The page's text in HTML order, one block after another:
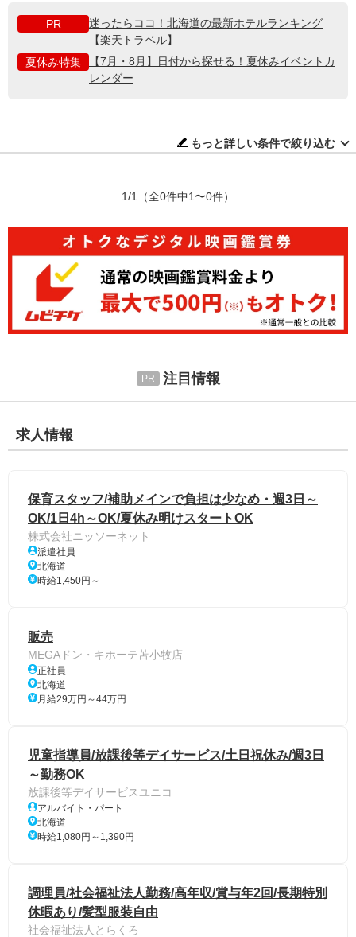
PR
迷ったらココ！北海道の最新ホテルランキング
【楽天トラベル】
夏休み特集
【7月・8月】日付から探せる！夏休みイベントカ
レンダー
もっと詳しい条件で絞り込む
1/1 （全0件中1〜0件）
注目情報
求人情報
保育スタッフ/補助メインで負担は少なめ・週3日～
OK/1日4h～OK/夏休み明けスタートOK
株式会社ニッソーネット
派遣社員
北海道
時給1,450円～
販売
MEGAドン・キホーテ苫小牧店
正社員
北海道
月給29万円～44万円
児童指導員/放課後等デイサービス/土日祝休み/週3日
～勤務OK
放課後等デイサービスユニコ
アルバイト・パート
北海道
時給1,080円～1,390円
調理員/社会福祉法人勤務/高年収/賞与年2回/長期特別
休暇あり/髪型服装自由
社会福祉法人とらくろ